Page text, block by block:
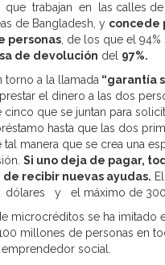
trabajan en las calles de
de Bangladesh, y concede
personas , de los que el
de devolución del 97%.
torno a la llamada “garantía
el dinero a las dos
cinco que se juntan para
hasta que las dos
tal manera que se crea una
Si uno deja de pagar,
recibir nuevas ayudas.
y el máximo de 300.
microcréditos se ha imitado
millones de personas en
social.